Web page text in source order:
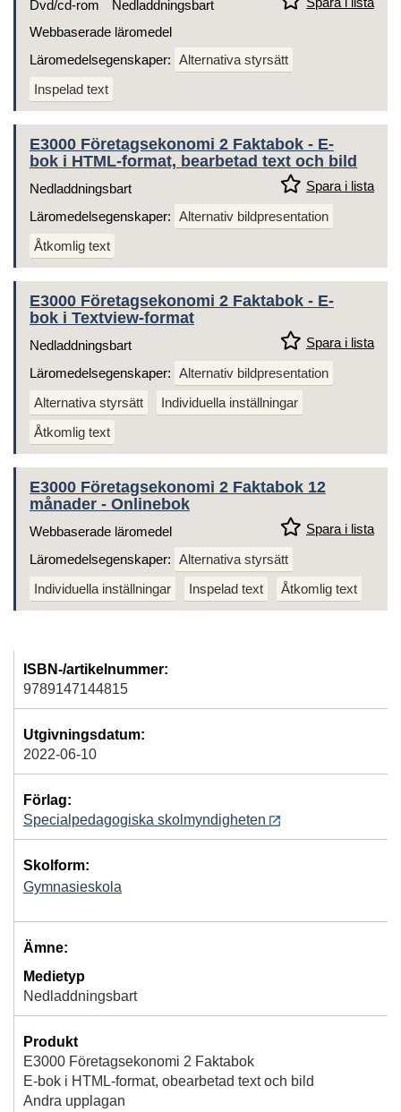
Dvd/cd-rom
Nedladdningsbart
Webbaserade läromedel
Läromedelsegenskaper: Alternativa styrsätt
Inspelad text
E3000 Företagsekonomi 2 Faktabok - E-
bok i HTML-format, bearbetad text och bild
Spara i lista
Nedladdningsbart
Läromedelsegenskaper: Alternativ bildpresentation
Åtkomlig text
E3000 Företagsekonomi 2 Faktabok - E-
bok i Textview-format
Spara i lista
Nedladdningsbart
Läromedelsegenskaper: Alternativ bildpresentation
Alternativa styrsätt
Individuella inställningar
Åtkomlig text
E3000 Företagsekonomi 2 Faktabok 12
månader - Onlinebok
Spara i lista
Webbaserade läromedel
Läromedelsegenskaper: Alternativa styrsätt
Individuella inställningar
Inspelad text Åtkomlig text
ISBN-/artikelnummer:
9789147144815
Utgivningsdatum:
2022-06-10
Förlag:
Specialpedagogiska skolmyndigheten
Skolform:
Gymnasieskola
Ämne:
Medietyp
Nedladdningsbart
Produkt
E3000 Företagsekonomi 2 Faktabok
E-bok i HTML-format, obearbetad text och bild
Andra upplagan